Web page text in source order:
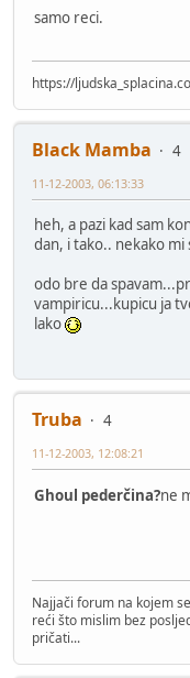
samo reci.
https://
Black Mamba
4
11-12-2003, 06:13:33
heh, a pazi kad sam
dan, i tako.. nekako mi
odo bre da
vampiricu...kupicu ja
lako
Truba
4
11-12-2003, 12:08:21
Ghoul pederčina?ne
Najjači forum na kojem
reći što mislim bez
pričati...